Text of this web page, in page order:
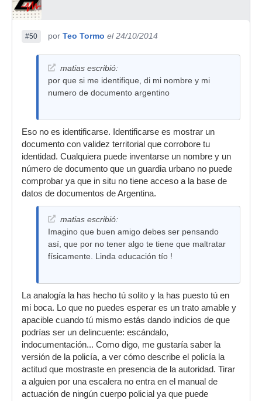
#50 por Teo Tormo el 24/10/2014
matias escribió:
por que si me identifique, di mi nombre y mi
numero de documento argentino
Eso no es identificarse. Identificarse es mostrar un
documento con validez territorial que corrobore tu
identidad. Cualquiera puede inventarse un nombre y un
número de documento que un guardia urbano no puede
comprobar ya que in situ no tiene acceso a la base de
datos de documentos de Argentina.
matias escribió:
Imagino que buen amigo debes ser pensando
así, que por no tener algo te tiene que maltratar
físicamente. Linda educación tío !
La analogía la has hecho tú solito y la has puesto tú en
mi boca. Lo que no puedes esperar es un trato amable y
apacible cuando tú mismo estás dando indicios de que
podrías ser un delincuente: escándalo,
indocumentación... Como digo, me gustaría saber la
versión de la policía, a ver cómo describe el policía la
actitud que mostraste en presencia de la autoridad. Tirar
a alguien por una escalera no entra en el manual de
actuación de ningún cuerpo policial ya que puede